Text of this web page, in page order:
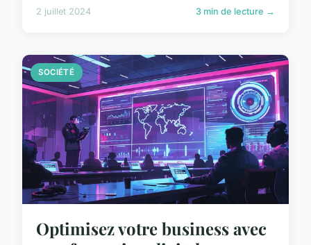
2 juillet 2024 3 min de lecture →
SOCIÉTÉ
Optimisez votre business avec